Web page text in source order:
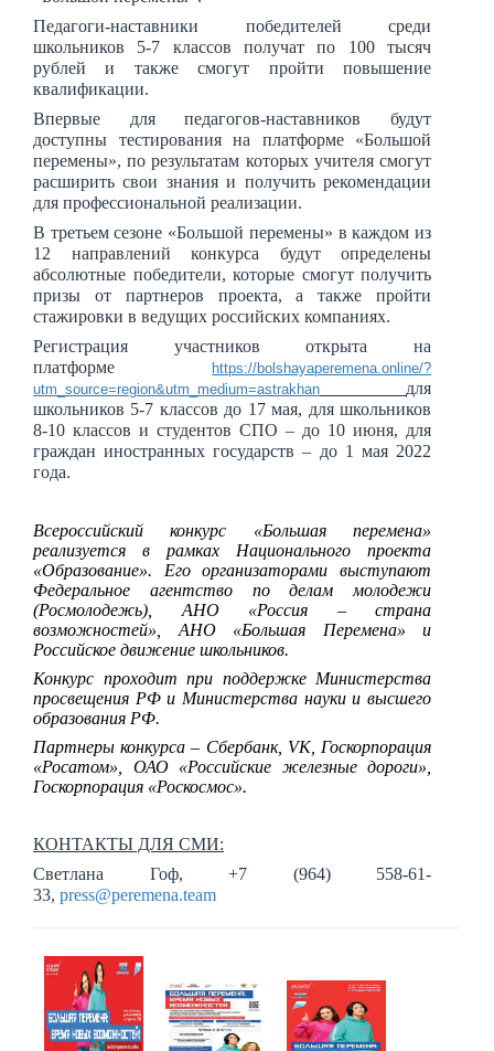
Педагоги-наставники победителей среди
школьников 5-7 классов получат по 100 тысяч
рублей и также смогут пройти повышение
квалификации.
Впервые для педагогов-наставников будут
доступны тестирования на платформе «Большой
перемены», по результатам которых учителя смогут
расширить свои знания и получить рекомендации
для профессиональной реализации.
В третьем сезоне «Большой перемены» в каждом из
12 направлений конкурса будут определены
абсолютные победители, которые смогут получить
призы от партнеров проекта, а также пройти
стажировки в ведущих российских компаниях.
Регистрация участников открыта на
платформе
https://bolshayaperemena.online/?
utm source=region&utm medium=astrakhan
для
школьников 5-7 классов до 17 мая, для школьников
8-10 классов и студентов СПО – до 10 июня, для
граждан иностранных государств – до 1 мая 2022
года.
Всероссийский конкурс «Большая перемена»
реализуется в рамках Национального проекта
«Образование». Его организаторами выступают
Федеральное агентство по делам молодежи
(Росмолодежь), АНО «Россия – страна
возможностей», АНО «Большая Перемена» и
Российское движение школьников.
Конкурс проходит при поддержке Министерства
просвещения РФ и Министерства науки и высшего
образования РФ.
Партнеры конкурса – Сбербанк, VK, Госкорпорация
«Росатом», ОАО «Российские железные дороги»,
Госкорпорация «Роскосмос».
КОНТАКТЫ ДЛЯ СМИ:
Светлана Гоф, +7 (964) 558-61-
33, press@peremena.team